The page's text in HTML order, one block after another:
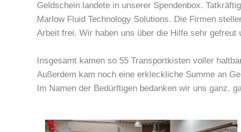
Geldschein landete in unserer Spendenbox.
Marlow Fluid Technology Solutions. Die Firmen
Arbeit frei. Wir haben uns über die Hilfe sehr
Insgesamt kamen so 55 Transportkisten voller
Außerdem kam noch eine erkleckliche Summe an
Im Namen der Bedürftigen bedanken wir uns ganz,